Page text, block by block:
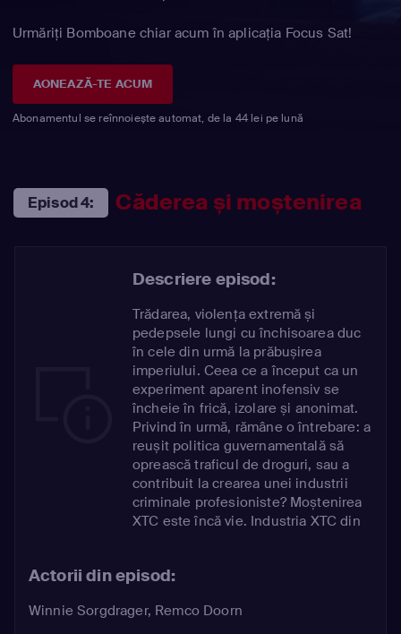
Urmăriți Bomboane chiar acum în aplicația Focus Sat!
AONEAZĂ-TE ACUM
Abonamentul se reînnoiește automat, de la 44 lei pe lună
Episod 4: Căderea și moștenirea
Descriere episod:
Trădarea, violența extremă și
pedepsele lungi cu închisoarea duc
în cele din urmă la prăbușirea
imperiului. Ceea ce a început ca un
experiment aparent inofensiv se
încheie în frică, izolare și anonimat.
Privind în urmă, rămâne o întrebare: a
reușit politica guvernamentală să
oprească traficul de droguri, sau a
contribuit la crearea unei industrii
criminale profesioniste? Moștenirea
XTC este încă vie. Industria XTC din
Actorii din episod:
Winnie Sorgdrager, Remco Doorn